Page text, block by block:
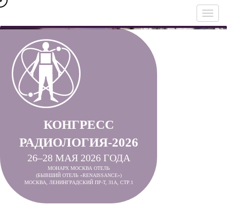
КОНГРЕСС
РАДИОЛОГИЯ-2026
26–28 МАЯ 2026 ГОДА
МОНАРХ МОСКВА ОТЕЛЬ
(БЫВШИЙ ОТЕЛЬ «RENAISSANCE»)
МОСКВА, ЛЕНИНГРАДСКИЙ ПР-Т, 31А, СТР.1